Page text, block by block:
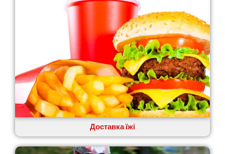
Новоолександрівка
Новомосковськ
Новосілки
Нововолинськ
Обухів
Обухівка
Одеса
Острог
Доставка їжі